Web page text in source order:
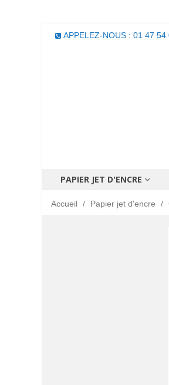
APPELEZ-NOUS : 01 47 54
PAPIER JET D'ENCRE
Accueil / Papier jet d'encre /